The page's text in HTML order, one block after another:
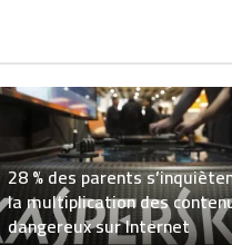
28 % des parents
la multiplication des
dangereux sur Internet